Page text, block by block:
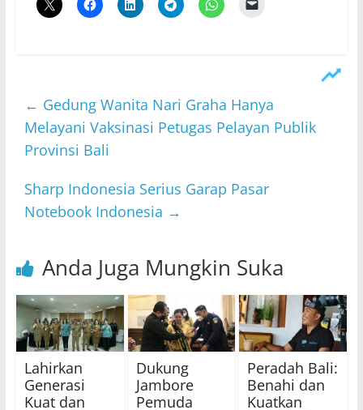
← Gedung Wanita Nari Graha Hanya
Melayani Vaksinasi Petugas Pelayan Publik
Provinsi Bali
Sharp Indonesia Serius Garap Pasar
Notebook Indonesia →
Anda Juga Mungkin Suka
Lahirkan
Generasi
Kuat dan
Dukung
Jambore
Pemuda
Peradah Bali:
Benahi dan
Kuatkan